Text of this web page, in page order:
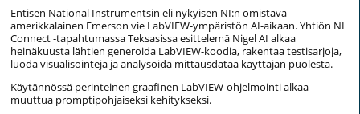
Entisen National Instrumentsin eli nykyisen NI:n omistava
amerikkalainen Emerson vie LabVIEW-ympäristön AI-aikaan. Yhtiön NI
Connect -tapahtumassa Teksasissa esittelemä Nigel AI alkaa
heinäkuusta lähtien generoida LabVIEW-koodia, rakentaa testisarjoja,
luoda visualisointeja ja analysoida mittausdataa käyttäjän puolesta.
Käytännössä perinteinen graafinen LabVIEW-ohjelmointi alkaa
muuttua promptipohjaiseksi kehitykseksi.